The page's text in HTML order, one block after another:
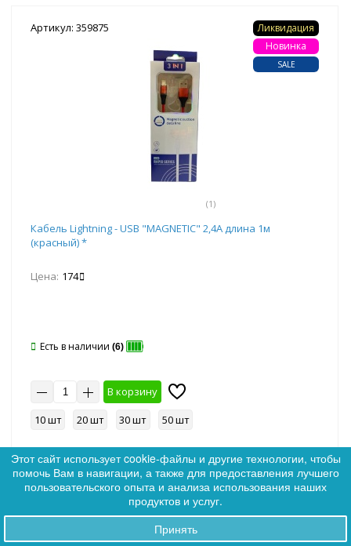
0
Артикул: 359875
(1)
Ликвидация
Новинка
SALE
Кабель Lightning - USB "MAGNETIC" 2,4А длина 1м
(красный) *
Цена: 174
Есть в наличии (6)
В корзину
10 шт
20 шт 30 шт 50 шт
Артикул: 359899 Ликвидация
Этот сайт использует cookie-файлы и другие технологии, чтобы
помочь Вам в навигации, а также для предоставления лучшего
пользовательского опыта и анализа использования наших
продуктов и услуг.
Принять